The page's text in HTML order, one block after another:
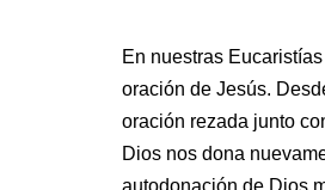
En nuestras
oración de Jesús.
oración rezada junto
Dios nos dona
autodonación de Dios